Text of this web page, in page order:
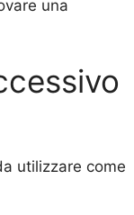
una
utilizzare come